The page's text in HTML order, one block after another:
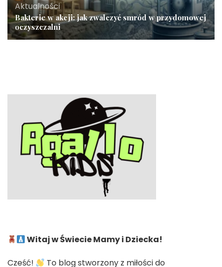
Aktualności
Bakterie w akcji: jak zwalczyć smród w przydomowej
oczyszczalni
Witaj w Świecie Mamy i Dziecka!
Cześć!
To blog stworzony z miłości do